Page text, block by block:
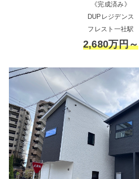
《完成済み》
DUPレジデンス
フレスト一社駅
2,680万円～